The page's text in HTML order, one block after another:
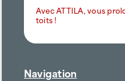
Avec ATTILA, vous
toits !
Navigation